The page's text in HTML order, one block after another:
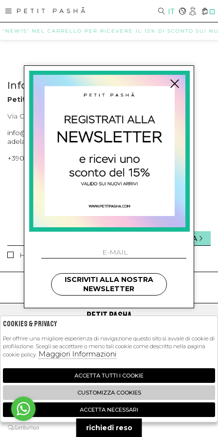
IT 0
NEL CARRELLO PER RICEVERE IL 15% DI SCONTO SUI
Info contatti
Petit Pasha
Via Cilea, 255 Napoli Corso Umberto I 301 Napoli
info@petitpasha.com, petitpasha@hotmail.it,
adelaide.petitpasha@hotmail.com
+39081643421 , +390812351280
ISCRIVITI ALLA NEWSLETTER
Ho letto ed accettato le condizioni sulla privacy.
INVIA
kids
PETIT PASHA
EXTRA
2026 Petit Pasha - P.iva : 09423341214 Powered by
Zucchetti
🍪
ISCRIVITI ALLA NOSTRA
NEWSLETTER
richiedi reso
Cookies & Privacy
Per offrire una migliore esperienza di navigazione questo sito si avvale di cookie di
profilazione. Scegli se accettare o meno tali cookie come descritto nella pagina
cookie policy. Maggiori Informazioni
ACCETTA TUTTI I COOKIE
CUSTOMIZZA COOKIES
ACCETTA NECESSARI